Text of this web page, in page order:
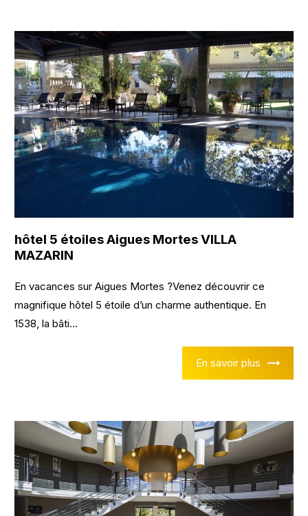
hôtel 5 étoiles Aigues Mortes VILLA
MAZARIN
En vacances sur Aigues Mortes ?Venez découvrir ce
magnifique hôtel 5 étoile d’un charme authentique. En
1538, la bâti...
En savoir plus